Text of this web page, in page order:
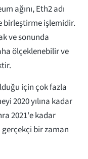
ağını, Eth2 adı
birleştirme işlemidir.
ve sonunda
ölçeklenebilir ve
için çok fazla
2020 yılına kadar
2021'e kadar
bir zaman